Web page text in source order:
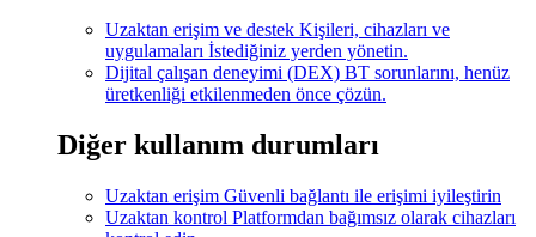
Uzaktan erişim ve destek Kişileri, cihazları ve
uygulamaları İstediğiniz yerden yönetin.
Dijital çalışan deneyimi (DEX) BT sorunlarını, henüz
üretkenliği etkilenmeden önce çözün.
Diğer kullanım durumları
Uzaktan erişim Güvenli bağlantı ile erişimi iyileştirin
Uzaktan kontrol Platformdan bağımsız olarak cihazları